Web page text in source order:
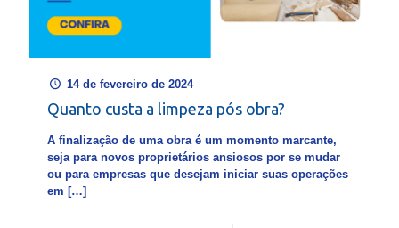
14 de fevereiro de 2024
Quanto custa a limpeza pós obra?
A finalização de uma obra é um momento marcante,
seja para novos proprietários ansiosos por se mudar
ou para empresas que desejam iniciar suas operações
em […]